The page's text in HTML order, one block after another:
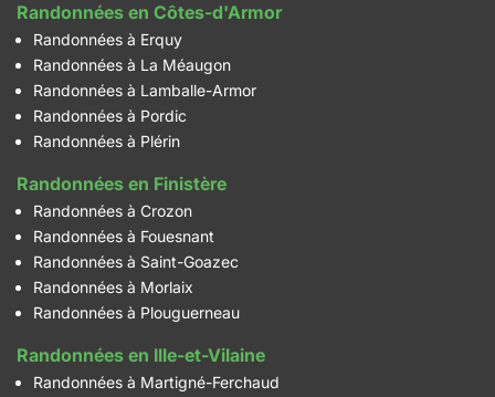
Randonnées en Côtes-d'Armor
Randonnées à Erquy
Randonnées à La Méaugon
Randonnées à Lamballe-Armor
Randonnées à Pordic
Randonnées à Plérin
Randonnées en Finistère
Randonnées à Crozon
Randonnées à Fouesnant
Randonnées à Saint-Goazec
Randonnées à Morlaix
Randonnées à Plouguerneau
Randonnées en Ille-et-Vilaine
Randonnées à Martigné-Ferchaud